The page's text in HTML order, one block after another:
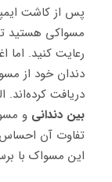
پس از کاشت
مسواکی هستید
رعایت کنید. اما
دندان خود از
دریافت
بین دندانی و
تفاوت آن احساس
این مسواک با